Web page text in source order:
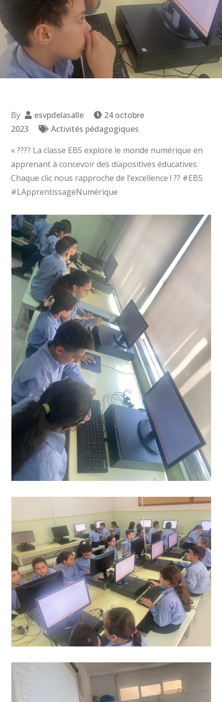
By esvpdelasalle
24 octobre
2023
Activités pédagogiques
« ?‍??‍? La classe EB5 explore le monde numérique en
apprenant à concevoir des diapositives éducatives.
Chaque clic nous rapproche de l’excellence ! ?? #EB5
#LApprentissageNumérique